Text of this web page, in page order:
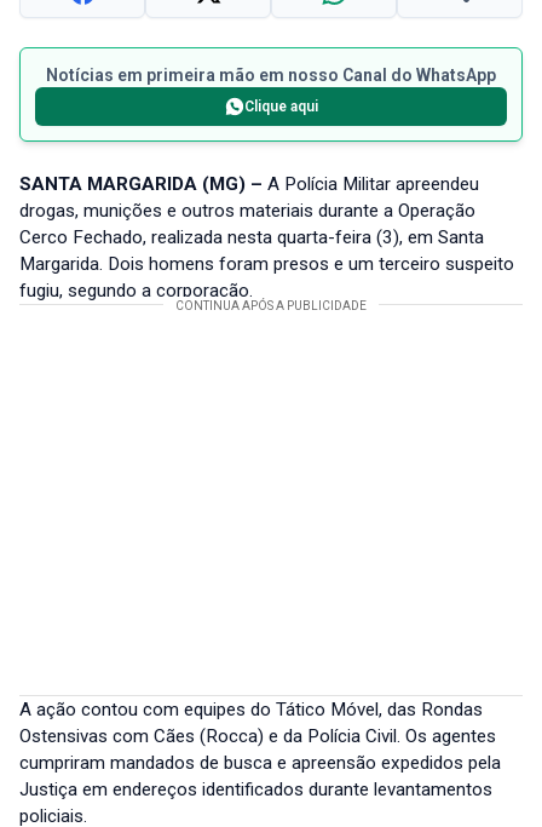
Notícias em primeira mão em nosso Canal do WhatsApp
Clique aqui
SANTA MARGARIDA (MG) – A Polícia Militar apreendeu
drogas, munições e outros materiais durante a Operação
Cerco Fechado, realizada nesta quarta-feira (3), em Santa
Margarida. Dois homens foram presos e um terceiro suspeito
fugiu, segundo a corporação.
A ação contou com equipes do Tático Móvel, das Rondas
Ostensivas com Cães (Rocca) e da Polícia Civil. Os agentes
cumpriram mandados de busca e apreensão expedidos pela
Justiça em endereços identificados durante levantamentos
policiais.